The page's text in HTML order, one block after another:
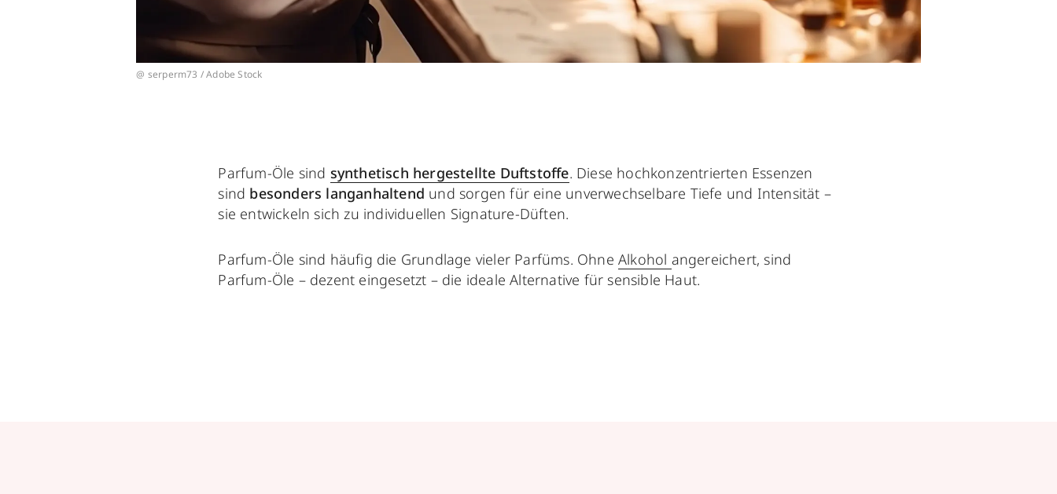
@ serperm73 / Adobe Stock
Parfum-Öle sind synthetisch hergestellte Duftstoffe. Diese hochkonzentrierten Essenzen
sind besonders langanhaltend und sorgen für eine unverwechselbare Tiefe und Intensität –
sie entwickeln sich zu individuellen Signature-Düften.
Parfum-Öle sind häufig die Grundlage vieler Parfüms. Ohne Alkohol angereichert, sind
Parfum-Öle – dezent eingesetzt – die ideale Alternative für sensible Haut.